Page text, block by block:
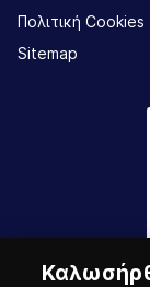
Πολιτική Cookies
Sitemap